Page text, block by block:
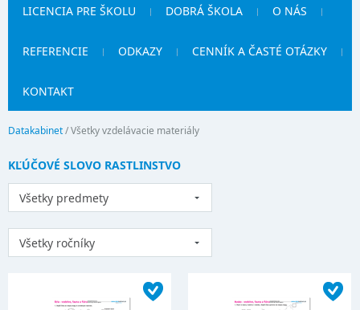
LICENCIA PRE ŠKOLU DOBRÁ ŠKOLA O NÁS
REFERENCIE ODKAZY CENNÍK A ČASTÉ OTÁZKY
KONTAKT
Datakabinet/Všetky vzdelávacie materiály
KĽÚČOVÉ SLOVO RASTLINSTVO
Všetky predmety
Všetky ročníky